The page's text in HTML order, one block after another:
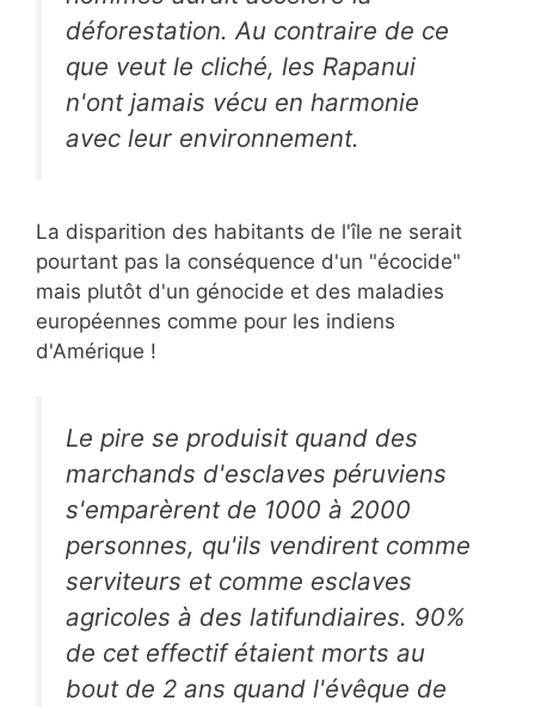
déforestation. Au contraire de ce
que veut le cliché, les Rapanui
n'ont jamais vécu en harmonie
avec leur environnement.
La disparition des habitants de l'île ne serait
pourtant pas la conséquence d'un "écocide"
mais plutôt d'un génocide et des maladies
européennes comme pour les indiens
d'Amérique !
Le pire se produisit quand des
marchands d'esclaves péruviens
s'emparèrent de 1000 à 2000
personnes, qu'ils vendirent comme
serviteurs et comme esclaves
agricoles à des latifundiaires. 90%
de cet effectif étaient morts au
bout de 2 ans quand l'évêque de